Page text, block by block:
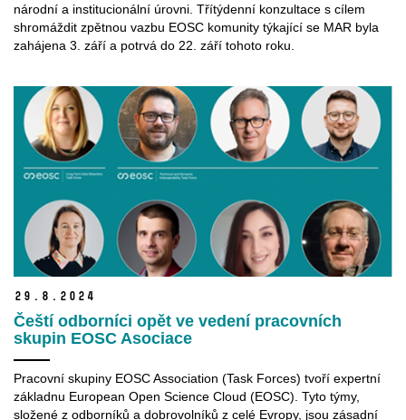
národní a institucionální úrovni. Třítýdenní konzultace s cílem
shromáždit zpětnou vazbu EOSC komunity týkající se MAR byla
zahájena 3. září a potrvá do 22. září tohoto roku.
29. 8. 2024
Čeští odborníci opět ve vedení pracovních
skupin EOSC Asociace
Pracovní skupiny EOSC Association (Task Forces) tvoří expertní
základnu European Open Science Cloud (EOSC). Tyto týmy,
složené z odborníků a dobrovolníků z celé Evropy, jsou zásadní